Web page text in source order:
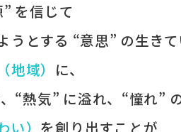
を​信じて
うとする​ “意思” の​生き
​（地域） に、
“熱気” に​溢れ、 “憧れ”
い） を​創り出すことが